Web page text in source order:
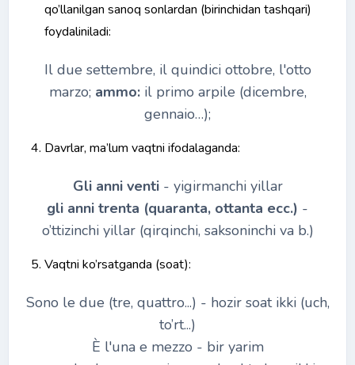
qo’llanilgan sanoq sonlardan (birinchidan tashqari)
foydaliniladi:
Il due settembre, il quindici ottobre, l'otto
marzo; ammo:il primo arpile (dicembre,
gennaio…);
Davrlar, ma’lum vaqtni ifodalaganda:
Gli anni venti- yigirmanchi yillar
gli anni trenta (quaranta, ottanta есс.) -
o’ttizinchi yillar (qirqinchi, saksoninchi va b.)
Vaqtni ko’rsatganda (soat):
Sono le due (tre, quattro...) - hozir soat ikki (uch,
to’rt...)
È l'una e mezzo - bir yarim